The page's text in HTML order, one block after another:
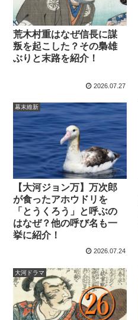
荒木村重はなぜ信長に謀
叛を起こした？その梟雄
ぶりと末路を紹介！
2026.07.27
幕末維新
【大河ジョン万】万次郎
が食ったアホウドリを
「とうくろう」と呼ぶの
はなぜ？他の呼び名も一
挙に紹介！
2026.07.24
大河ドラマ